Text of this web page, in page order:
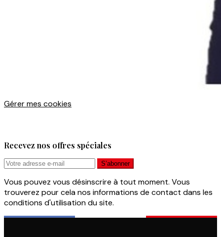
Gérer mes cookies
Recevez nos offres spéciales
Vous pouvez vous désinscrire à tout moment. Vous
trouverez pour cela nos informations de contact dans les
conditions d'utilisation du site.